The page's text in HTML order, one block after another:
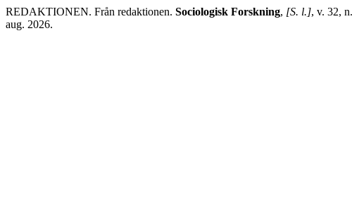
REDAKTIONEN. Från redaktionen. Sociologisk Forskning, [S. l.], v. 32,
aug. 2026.